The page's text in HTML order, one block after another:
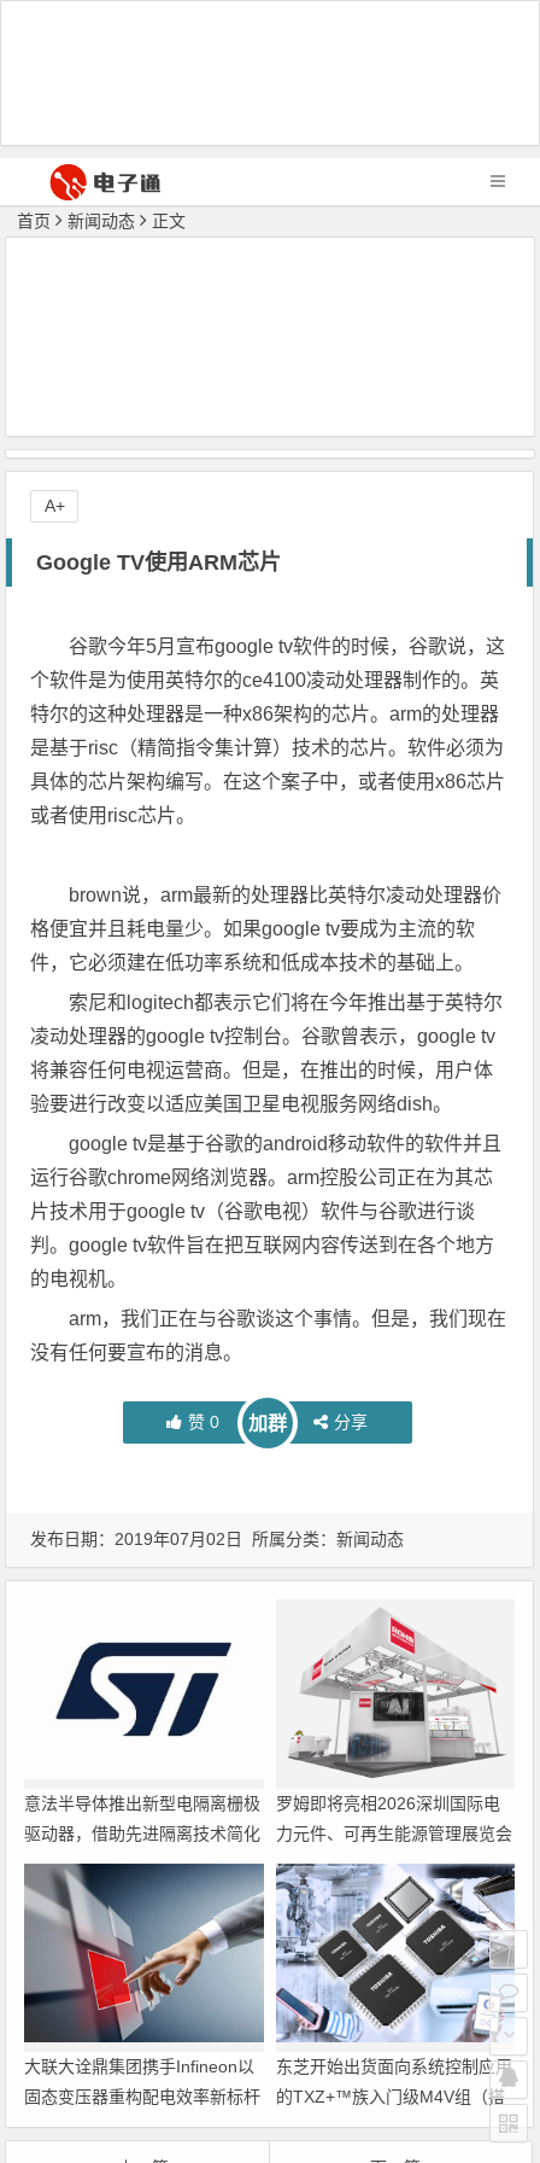
首页 新闻动态 正文
Google TV使用ARM芯片
谷歌今年5月宣布google tv软件的时候，谷歌说，这
个软件是为使用英特尔的ce4100凌动处理器制作的。英
特尔的这种处理器是一种x86架构的芯片。arm的处理器
是基于risc（精简指令集计算）技术的芯片。软件必须为
具体的芯片架构编写。在这个案子中，或者使用x86芯片
或者使用risc芯片。
brown说，arm最新的处理器比英特尔凌动处理器价
格便宜并且耗电量少。如果google tv要成为主流的软
件，它必须建在低功率系统和低成本技术的基础上。
索尼和logitech都表示它们将在今年推出基于英特尔
凌动处理器的google tv控制台。谷歌曾表示，google tv
将兼容任何电视运营商。但是，在推出的时候，用户体
验要进行改变以适应美国卫星电视服务网络dish。
google tv是基于谷歌的android移动软件的软件并且
运行谷歌chrome网络浏览器。arm控股公司正在为其芯
片技术用于google tv（谷歌电视）软件与谷歌进行谈
判。google tv软件旨在把互联网内容传送到在各个地方
的电视机。
arm，我们正在与谷歌谈这个事情。但是，我们现在
没有任何要宣布的消息。
赞 0 加群 分享
A+
发布日期：2019年07月02日 所属分类：新闻动态
意法半导体推出新型电隔离栅极
驱动器，借助先进隔离技术简化
电源设计
罗姆即将亮相2026深圳国际电
力元件、可再生能源管理展览会
暨研讨会
大联大诠鼎集团携手Infineon以
固态变压器重构配电效率新标杆
东芝开始出货面向系统控制应用
的TXZ+™族入门级M4V组（搭
载Arm Cortex‑M4内核的标准微
控制器）工程样品